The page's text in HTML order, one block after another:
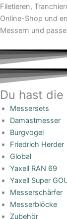
Filetieren,
Online-Shop und
Messern und
Du hast die
Messersets
Damastmesser
Burgvogel
Friedrich Herder
Global
Yaxell RAN 69
Yaxell Super
Messerschärfer
Messerblöcke
Zubehör